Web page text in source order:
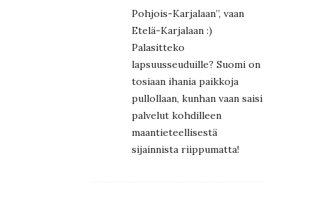
Pohjois-Karjalaan”, vaan
Etelä-Karjalaan :)
Palasitteko
lapsuusseuduille? Suomi on
tosiaan ihania paikkoja
pullollaan, kunhan vaan saisi
palvelut kohdilleen
maantieteellisestä
sijainnista riippumatta!